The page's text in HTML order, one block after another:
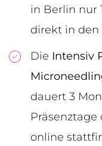
in Berlin nur
direkt in den
Die Intensiv
dauert 3
online